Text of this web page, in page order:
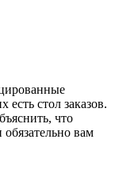
стол заказов.
что
вам